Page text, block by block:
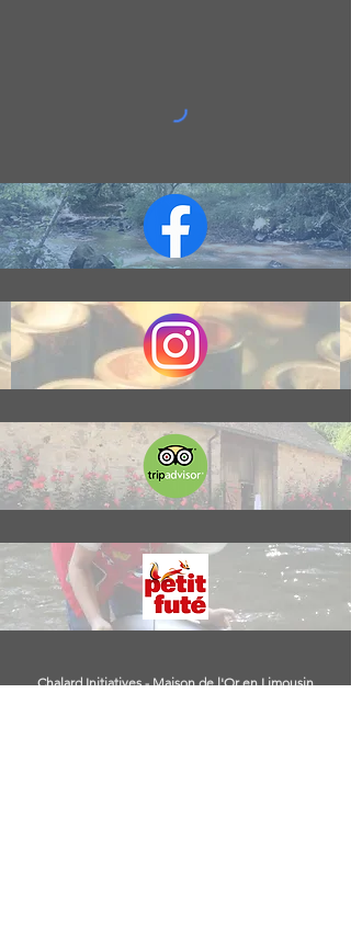
Chalard Initiatives - Maison de l'Or en Limousin